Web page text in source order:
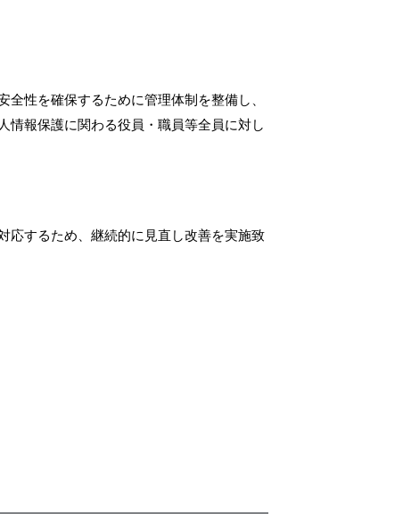
性を確保するために管理体制を整備し、
情報保護に関わる役員・職員等全員に対し
応するため、継続的に見直し改善を実施致